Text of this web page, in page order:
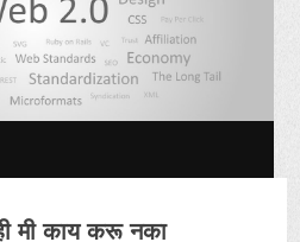
मी काय करू नका